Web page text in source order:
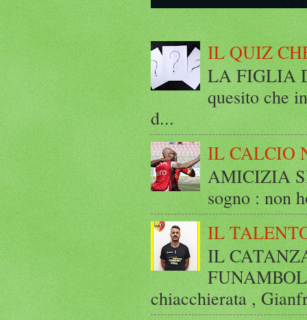
IL QUIZ
LA FIGLIA
quesito che
d...
IL CALCIO
AMICIZIA
sogno : non
IL
IL
chiacchierata ,